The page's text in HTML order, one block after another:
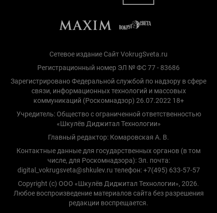
Сетевое издание Сайт VokrugSveta.ru
Регистрационный номер ЭЛ № ФС 77 - 83686
Зарегистрировано Федеральной службой по надзору в сфере
связи, информационных технологий и массовых
коммуникаций (Роскомнадзор) 26.07.2022 18+
Учредитель: Общество с ограниченной ответственностью
«Шкулёв Диджитал Технологии»
Главный редактор: Комаровская А. В.
Контактные данные для государственных органов (в том
числе, для Роскомнадзора): Эл. почта:
digital_vokrugsveta@shkulev.ru телефон: +7(495) 633-57-57
Copyright (с) ООО «Шкулёв Диджитал Технологии», 2026.
Любое воспроизведение материалов сайта без разрешения
редакции воспрещается.